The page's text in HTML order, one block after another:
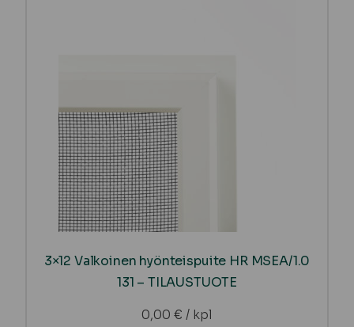
3×12 Valkoinen hyönteispuite HR MSEA/1.0
131 – TILAUSTUOTE
0,00 € / kpl